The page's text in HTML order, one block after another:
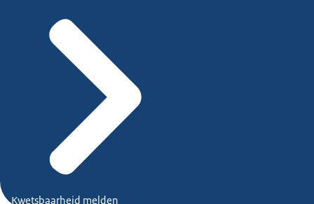
Kwetsbaarheid melden